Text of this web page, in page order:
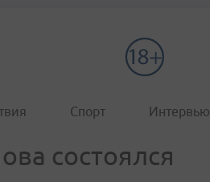
Спорт Интервью
состоялся